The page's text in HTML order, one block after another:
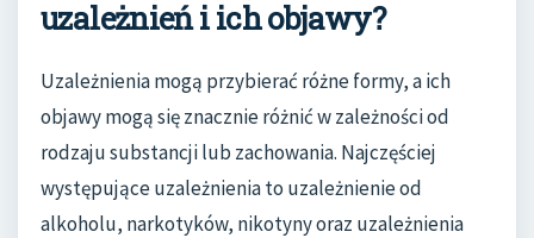
uzależnień i ich objawy?
Uzależnienia mogą przybierać różne formy, a ich
objawy mogą się znacznie różnić w zależności od
rodzaju substancji lub zachowania. Najczęściej
występujące uzależnienia to uzależnienie od
alkoholu, narkotyków, nikotyny oraz uzależnienia